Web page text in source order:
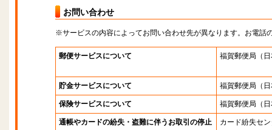
お問い合わせ
※サービスの内容によってお問い合わせ先が異なります。お電話
郵便サービスについて 福賀郵便局 （
貯金サービスについて 福賀郵便局 （
保険サービスについて 福賀郵便局 （
通帳やカードの紛失・盗難に伴うお取引の停止
カード紛失セ